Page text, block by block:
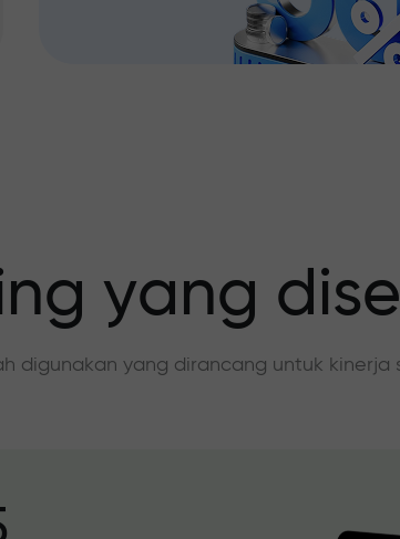
yang
digunakan yang dirancang untuk kinerja